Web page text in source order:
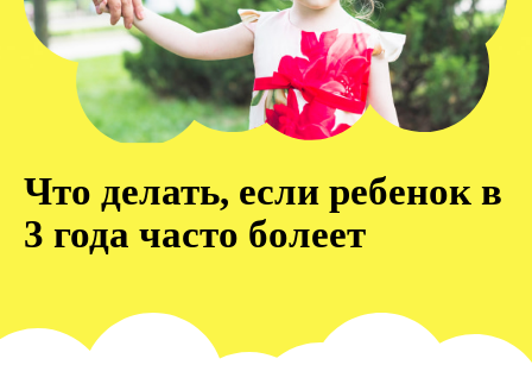
Что делать, если ребенок в
3 года часто болеет